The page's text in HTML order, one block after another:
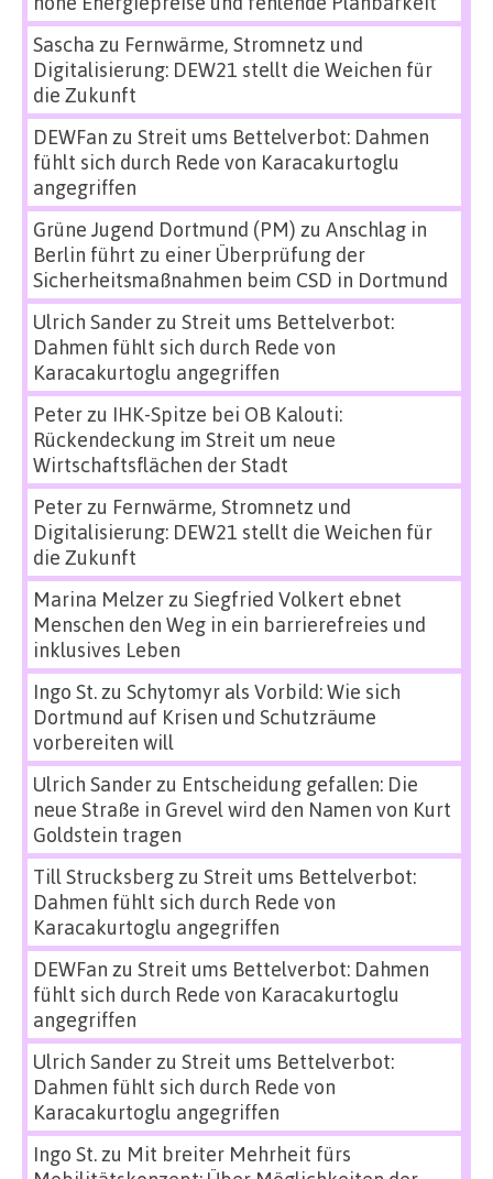
Sascha zu Fernwärme, Stromnetz und
Digitalisierung: DEW21 stellt die Weichen für
die Zukunft
DEWFan zu Streit ums Bettelverbot: Dahmen
fühlt sich durch Rede von Karacakurtoglu
angegriffen
Grüne Jugend Dortmund (PM) zu Anschlag in
Berlin führt zu einer Überprüfung der
Sicherheitsmaßnahmen beim CSD in Dortmund
Ulrich Sanderzu Streit ums Bettelverbot:
Dahmen fühlt sich durch Rede von
Karacakurtoglu angegriffen
Peterzu IHK-Spitze bei OB Kalouti:
Rückendeckung im Streit um neue
Wirtschaftsflächen der Stadt
Peterzu Fernwärme, Stromnetz und
Digitalisierung: DEW21 stellt die Weichen für
die Zukunft
Marina Melzerzu Siegfried Volkert ebnet
Menschen den Weg in ein barrierefreies und
inklusives Leben
Ingo St.zu Schytomyr als Vorbild: Wie sich
Dortmund auf Krisen und Schutzräume
vorbereiten will
Ulrich Sanderzu Entscheidung gefallen: Die
neue Straße in Grevel wird den Namen von Kurt
Goldstein tragen
Till Strucksbergzu Streit ums Bettelverbot:
Dahmen fühlt sich durch Rede von
Karacakurtoglu angegriffen
DEWFan zu Streit ums Bettelverbot: Dahmen
fühlt sich durch Rede von Karacakurtoglu
angegriffen
Ulrich Sanderzu Streit ums Bettelverbot:
Dahmen fühlt sich durch Rede von
Karacakurtoglu angegriffen
Ingo St.zu Mit breiter Mehrheit fürs